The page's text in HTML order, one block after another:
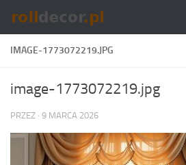
Skip to content
IMAGE-1773072219.JPG
image-1773072219.jpg
PRZEZ · 9 MARCA 2026